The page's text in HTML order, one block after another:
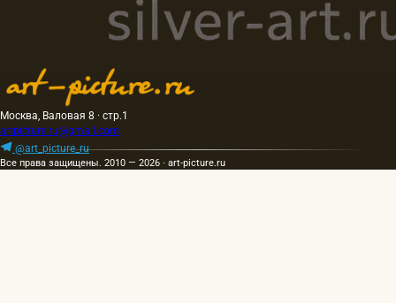
Москва, Валовая 8 · стр.1
artpicture.ru@gmail.com
@art_picture_ru
Все права защищены. 2010 — 2026 · art-picture.ru